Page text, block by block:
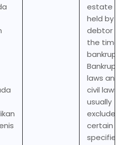
estate
held by a
debtor at
the time
laws and
civil laws
usually
exclude
certain
specified